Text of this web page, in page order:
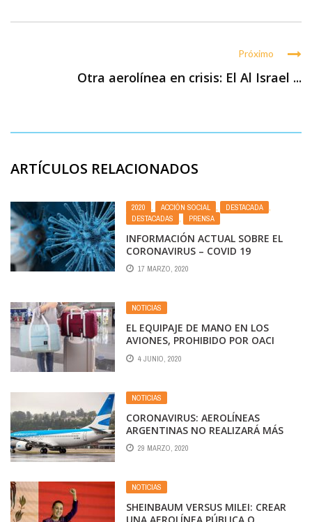
Próximo
Otra aerolínea en crisis: El Al Israel ...
ARTÍCULOS RELACIONADOS
2020 , ACCIÓN SOCIAL , DESTACADA
,
DESTACADAS
, PRENSA
INFORMACIÓN ACTUAL SOBRE EL
CORONAVIRUS – COVID 19
17 MARZO, 2020
NOTICIAS
EL EQUIPAJE DE MANO EN LOS
AVIONES, PROHIBIDO POR OACI
4 JUNIO, 2020
NOTICIAS
CORONAVIRUS: AEROLÍNEAS
ARGENTINAS NO REALIZARÁ MÁS
VUELOS ESPECIALES DE CABOTAJE
29 MARZO, 2020
NOTICIAS
SHEINBAUM VERSUS MILEI: CREAR